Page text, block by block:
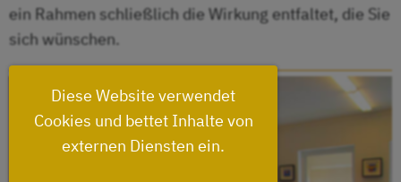
Diese Website verwendet
Cookies und bettet Inhalte von
externen Diensten ein.
ein Rahmen schließlich die Wirkung entfaltet, die Sie
sich wünschen.